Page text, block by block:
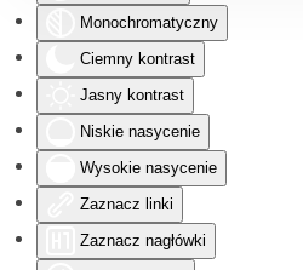
Monochromatyczny
Ciemny kontrast
Jasny kontrast
Niskie nasycenie
Wysokie nasycenie
Zaznacz linki
Zaznacz nagłówki